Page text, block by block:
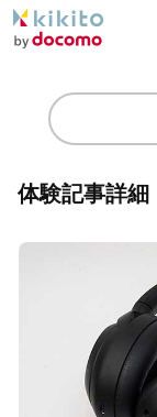
体験記事詳細